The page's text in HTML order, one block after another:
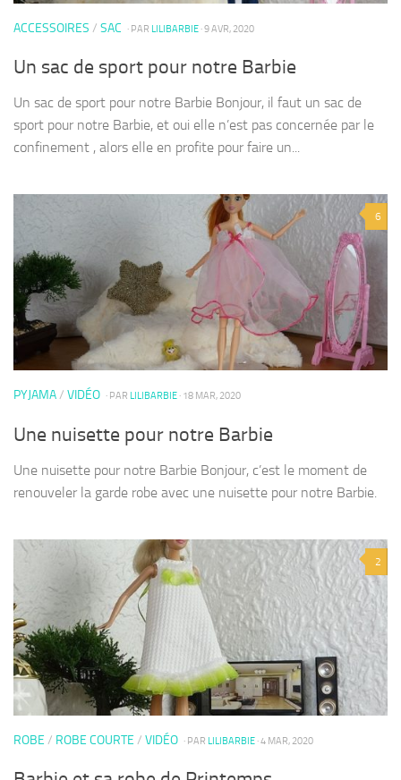
ACCESSOIRES / SAC · PAR LILIBARBIE · 9 AVR, 2020
Un sac de sport pour notre Barbie
Un sac de sport pour notre Barbie Bonjour, il faut un sac de
sport pour notre Barbie, et oui elle n’est pas concernée par le
confinement , alors elle en profite pour faire un...
6
PYJAMA/ VIDÉO · PAR LILIBARBIE · 18 MAR, 2020
Une nuisette pour notre Barbie
Une nuisette pour notre Barbie Bonjour, c’est le moment de
renouveler la garde robe avec une nuisette pour notre Barbie.
2
ROBE / ROBE COURTE / VIDÉO · PAR LILIBARBIE · 4 MAR, 2020